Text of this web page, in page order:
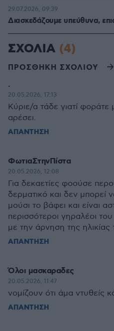
Διασκεδάζουμε υπεύθυνα,
29.07.2026, 09:39
ΣΧΟΛΙΑ (4)
ΠΡΟΣΘΗΚΗ ΣΧΟΛΙΟΥ
.
20.05.2026, 17:13
Κύριε/α τάδε γιατί φοράτε
αρέσει.
ΑΠΑΝΤΗΣΗ
ΦωτιαΣτηνΠίστα
20.05.2026, 12:08
Για δεκαετίες φοούσε
δερματικό και δεν μπορεί
μούσι το βάφει και είναι
περισσότεροι γηραλέοι
με την άρνηση της ηλικίας
ΑΠΑΝΤΗΣΗ
Όλοι μασκαραδες
20.05.2026, 11:47
νομίζουν ότι άμα ντυθείς
ΑΠΑΝΤΗΣΗ